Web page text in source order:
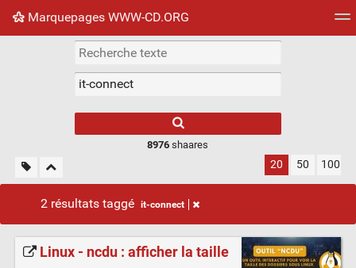
Marquepages WWW-CD.ORG
Nuage de tags Mur d'images
8976 shaares
20 50 100
2 résultats taggé it-connect
Linux - ncdu : afficher la taille